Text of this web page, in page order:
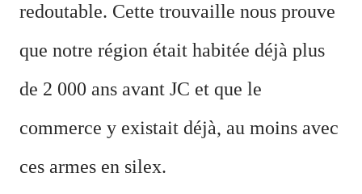
redoutable. Cette trouvaille nous prouve
que notre région était habitée déjà plus
de 2 000 ans avant JC et que le
commerce y existait déjà, au moins avec
ces armes en silex.